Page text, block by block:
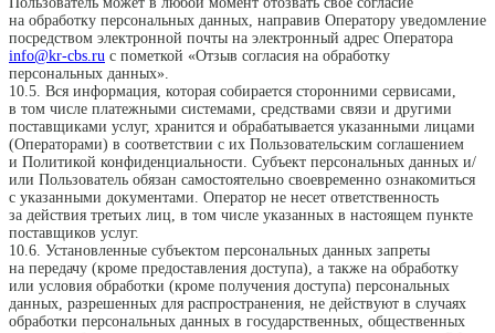
на обработку персональных данных, направив Оператору уведомление
посредством электронной почты на электронный адрес Оператора
info@kr-cbs.ru с пометкой «Отзыв согласия на обработку
персональных данных».
10.5. Вся информация, которая собирается сторонними сервисами,
в том числе платежными системами, средствами связи и другими
поставщиками услуг, хранится и обрабатывается указанными лицами
(Операторами) в соответствии с их Пользовательским соглашением
и Политикой конфиденциальности. Субъект персональных данных и/
или Пользователь обязан самостоятельно своевременно ознакомиться
с указанными документами. Оператор не несет ответственность
за действия третьих лиц, в том числе указанных в настоящем пункте
поставщиков услуг.
10.6. Установленные субъектом персональных данных запреты
на передачу (кроме предоставления доступа), а также на обработку
или условия обработки (кроме получения доступа) персональных
данных, разрешенных для распространения, не действуют в случаях
обработки персональных данных в государственных, общественных